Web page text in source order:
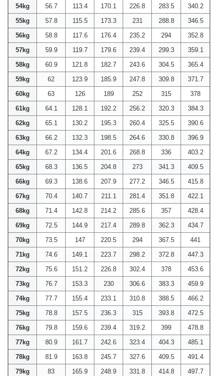
54kg
56.7 113.4 170.1 226.8 283.5
340.2
55kg
57.8 115.5 173.3 231 288.8
346.5
56kg
58.8 117.6 176.4 235.2 294
352.8
57kg
59.9 119.7 179.6 239.4 299.3
359.1
58kg
60.9 121.8 182.7 243.6 304.5
365.4
59kg
62 123.9 185.9 247.8 309.8
371.7
60kg
63 126 189 252 315
378
61kg
64.1 128.1 192.2 256.2 320.3
384.3
62kg
65.1 130.2 195.3 260.4 325.5
390.6
63kg
66.2 132.3 198.5 264.6 330.8
396.9
64kg
67.2 134.4 201.6 268.8 336
403.2
65kg
68.3 136.5 204.8 273 341.3
409.5
66kg
69.3 138.6 207.9 277.2 346.5
415.8
67kg
70.4 140.7 211.1 281.4 351.8
422.1
68kg
71.4 142.8 214.2 285.6 357
428.4
69kg
72.5 144.9 217.4 289.8 362.3
434.7
70kg
73.5 147 220.5 294 367.5
441
71kg
74.6 149.1 223.7 298.2 372.8
447.3
72kg
75.6 151.2 226.8 302.4 378
453.6
73kg
76.7 153.3 230 306.6 383.3
459.9
74kg
77.7 155.4 233.1 310.8 388.5
466.2
75kg
78.8 157.5 236.3 315 393.8
472.5
76kg
79.8 159.6 239.4 319.2 399
478.8
77kg
80.9 161.7 242.6 323.4 404.3
485.1
78kg
81.9 163.8 245.7 327.6 409.5
491.4
79kg
83 165.9 248.9 331.8 414.8
497.7